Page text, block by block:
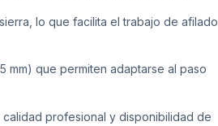
lo que facilita el trabajo de afilado
mm) que permiten adaptarse al paso
profesional y disponibilidad de